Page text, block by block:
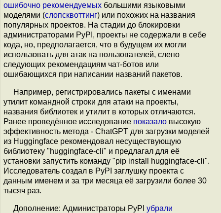
ошибочно рекомендуемых большими языковыми
моделями (слопсквоттинг) или похожих на названия
популярных проектов. На стадии до блокировки
администраторами PyPI, проекты не содержали в себе
кода, но, предполагается, что в будущем их могли
использовать для атак на пользователей, слепо
следующих рекомендациям чат-ботов или
ошибающихся при написании названий пакетов.
Например, регистрировались пакеты с именами
утилит командной строки для атаки на проекты,
названия библиотек и утилит в которых отличаются.
Ранее проведённое исследование показало высокую
эффективность метода - ChatGPT для загрузки моделей
из Huggingface рекомендовал несуществующую
библиотеку "huggingface-cli" и предлагал для её
установки запустить команду "pip install huggingface-cli".
Исследователь создал в PyPI заглушку проекта с
данным именем и за три месяца её загрузили более 30
тысяч раз.
Дополнение: Администраторы PyPI убрали